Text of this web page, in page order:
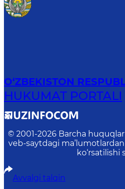
O‘ZBEKISTON
HUKUMAT PORTALI
© 2001-2026 Barcha
veb-saytdagi
ko‘rsatilishi
Avvalgi talqin